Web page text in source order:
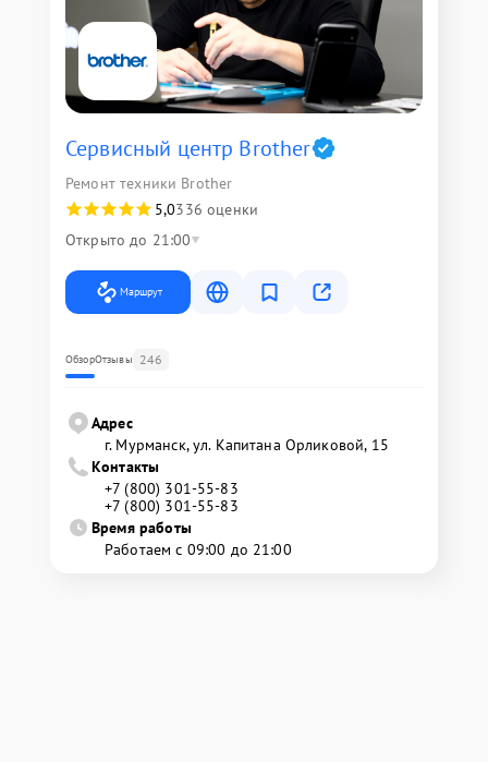
Сервисный центр Brother
Ремонт техники Brother
5,0336 оценки
Открыто до 21:00
Маршрут
ОбзорОтзывы 246
Адрес
г. Мурманск, ул. Капитана Орликовой, 15
Контакты
+7 (800) 301-55-83
+7 (800) 301-55-83
Время работы
Работаем с 09:00 до 21:00